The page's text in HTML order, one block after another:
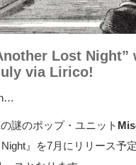
Lost
via Lirico!
謎のポップ・ユニット
』を7月にリリース予